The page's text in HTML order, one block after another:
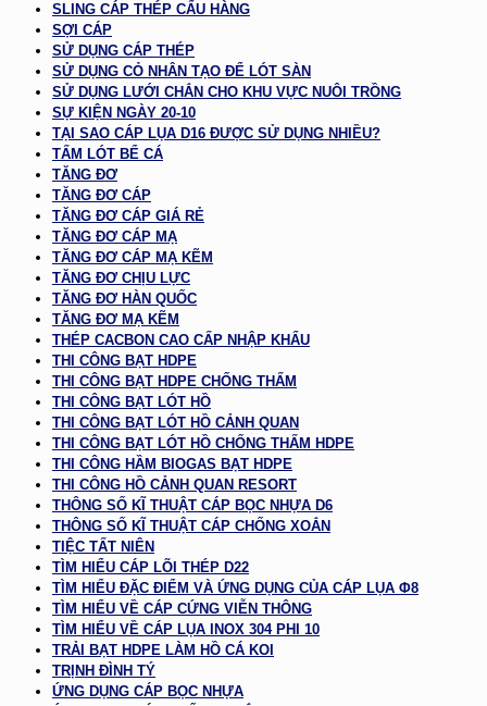
SLING CÁP THÉP CẨU HÀNG
SỢI CÁP
SỬ DỤNG CÁP THÉP
SỬ DỤNG CỎ NHÂN TẠO ĐỂ LÓT SÀN
SỬ DỤNG LƯỚI CHẮN CHO KHU VỰC NUÔI TRỒNG
SỰ KIỆN NGÀY 20-10
TẠI SAO CÁP LỤA D16 ĐƯỢC SỬ DỤNG NHIỀU?
TẤM LÓT BỂ CÁ
TĂNG ĐƠ
TĂNG ĐƠ CÁP
TĂNG ĐƠ CÁP GIÁ RẺ
TĂNG ĐƠ CÁP MẠ
TĂNG ĐƠ CÁP MẠ KẼM
TĂNG ĐƠ CHỊU LỰC
TĂNG ĐƠ HÀN QUỐC
TĂNG ĐƠ MẠ KẼM
THÉP CACBON CAO CẤP NHẬP KHẨU
THI CÔNG BẠT HDPE
THI CÔNG BẠT HDPE CHỐNG THẤM
THI CÔNG BẠT LÓT HỒ
THI CÔNG BẠT LÓT HỒ CẢNH QUAN
THI CÔNG BẠT LÓT HỒ CHỐNG THẤM HDPE
THI CÔNG HẦM BIOGAS BẠT HDPE
THI CÔNG HỒ CẢNH QUAN RESORT
THÔNG SỐ KĨ THUẬT CÁP BỌC NHỰA D6
THÔNG SỐ KĨ THUẬT CÁP CHỐNG XOẮN
TIỆC TẤT NIÊN
TÌM HIỂU CÁP LÕI THÉP D22
TÌM HIỂU ĐẶC ĐIỂM VÀ ỨNG DỤNG CỦA CÁP LỤA Φ8
TÌM HIỂU VỀ CÁP CỨNG VIỄN THÔNG
TÌM HIỂU VỀ CÁP LỤA INOX 304 PHI 10
TRẢI BẠT HDPE LÀM HỒ CÁ KOI
TRỊNH ĐÌNH TÝ
ỨNG DỤNG CÁP BỌC NHỰA